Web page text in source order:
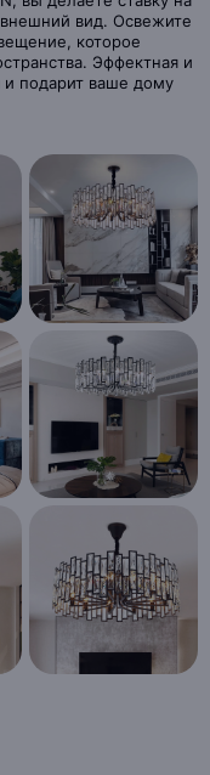
вид. Освежите
которое
Эффектная и
и подарит ваше дому